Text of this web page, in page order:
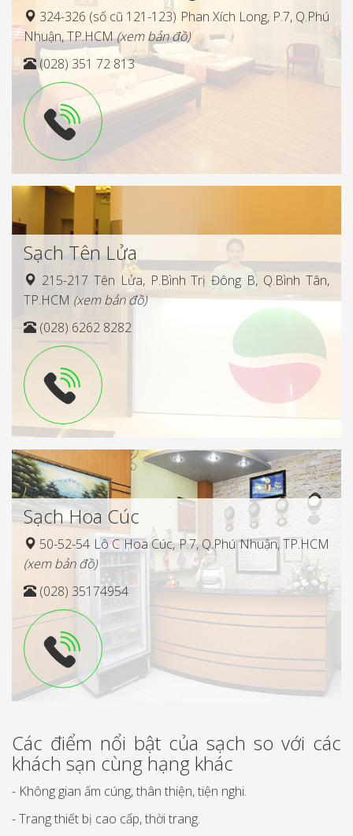
324-326 (số cũ 121-123) Phan Xích Long, P.7, Q.Phú
Nhuận, TP.HCM(xem bản đồ)
(028) 351 72 813
Sạch Tên Lửa
215-217 Tên Lửa, P.Bình Trị Đông B, Q.Bình Tân,
TP.HCM (xem bản đồ)
(028) 6262 8282
Sạch Hoa Cúc
50-52-54 Lô C Hoa Cúc, P.7, Q.Phú Nhuận, TP.HCM
(xem bản đồ)
(028) 35174954
Các điểm nổi bật của sạch so với các
khách sạn cùng hạng khác
- Không gian ấm cúng, thân thiện, tiện nghi.
- Trang thiết bị cao cấp, thời trang.